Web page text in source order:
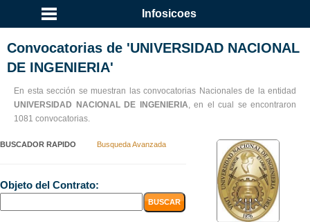
Infosicoes
Convocatorias de 'UNIVERSIDAD NACIONAL
DE INGENIERIA'
En esta sección se muestran las convocatorias Nacionales de la entidad
UNIVERSIDAD NACIONAL DE INGENIERIA, en el cual se encontraron
1081 convocatorias.
BUSCADOR RAPIDO Busqueda Avanzada
Objeto del Contrato: